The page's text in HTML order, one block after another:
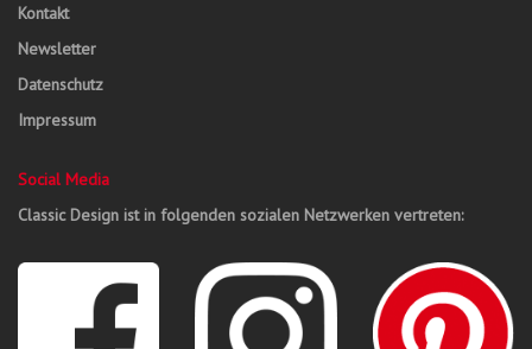
Kontakt
Newsletter
Datenschutz
Impressum
Social Media
Classic Design ist in folgenden sozialen Netzwerken vertreten: